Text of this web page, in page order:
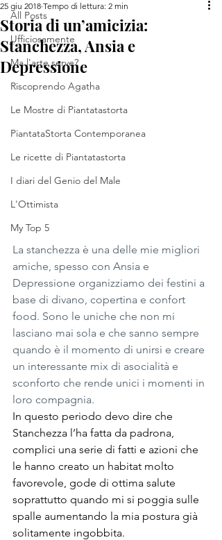
All Posts
Ufficiosamente
Ma l'arte serve?
Riscoprendo Agatha
Le Mostre di Piantatastorta
PiantataStorta Contemporanea
Le ricette di Piantatastorta
I diari del Genio del Male
L'Ottimista
My Top 5
Storia di un’amicizia:
Stanchezza, Ansia e
Depressione
25 giu 2018 Tempo di lettura: 2 min
La stanchezza è una delle mie migliori
amiche, spesso con Ansia e
Depressione organizziamo dei festini a
base di divano, copertina e confort
food. Sono le uniche che non mi
lasciano mai sola e che sanno sempre
quando è il momento di unirsi e creare
un interessante mix di asocialità e
sconforto che rende unici i momenti in
loro compagnia.
In questo periodo devo dire che
Stanchezza l’ha fatta da padrona,
complici una serie di fatti e azioni che
le hanno creato un habitat molto
favorevole, gode di ottima salute
soprattutto quando mi si poggia sulle
spalle aumentando la mia postura già
solitamente ingobbita.